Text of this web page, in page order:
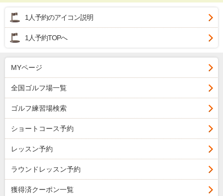
1人予約のアイコン説明
1人予約TOPへ
MYページ
全国ゴルフ場一覧
ゴルフ練習場検索
ショートコース予約
レッスン予約
ラウンドレッスン予約
獲得済クーポン一覧